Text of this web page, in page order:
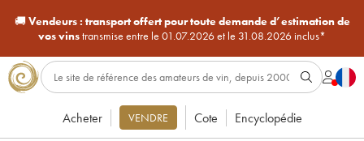
🚚Vendeurs : transport offert pour toute demande d’estimation de
vos vinstransmise entre le 01.07.2026 et le 31.08.2026 inclus*
Acheter VENDRE Cote Encyclopédie